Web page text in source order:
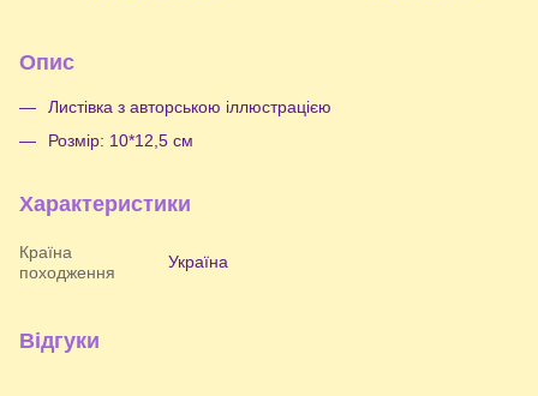
Опис
Листівка з авторською іллюстрацією
Розмір: 10*12,5 см
Характеристики
Країна
походження
Україна
Відгуки